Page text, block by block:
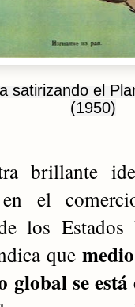
satirizando el
(1950)
brillante
el
los Estados
que
global se